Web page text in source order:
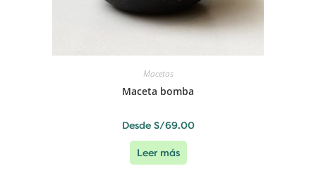
Macetas
Maceta bomba
Desde S/69.00
Leer más